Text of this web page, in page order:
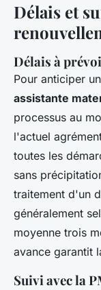
Délais et
Délais à
Pour anticiper un
assistante
processus au
l'actuel
toutes les
sans
traitement d'un
généralement
moyenne trois
avance garantit
Suivi avec la